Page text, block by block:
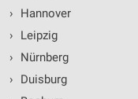
›
Hannover
›
Leipzig
›
Nürnberg
›
Duisburg